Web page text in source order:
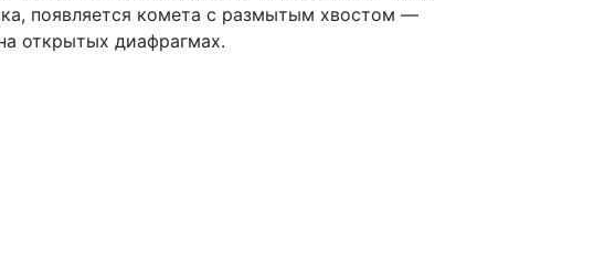
появляется комета с размытым хвостом —
открытых диафрагмах.